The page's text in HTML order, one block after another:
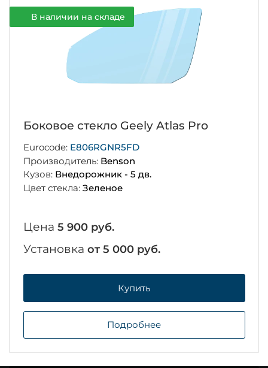
В наличии на складе
Боковое стекло Geely Atlas Pro
Eurocode: E806RGNR5FD
Производитель: Benson
Кузов: Внедорожник - 5 дв.
Цвет стекла: Зеленое
Цена 5 900 руб.
Установка от 5 000 руб.
Купить
Подробнее